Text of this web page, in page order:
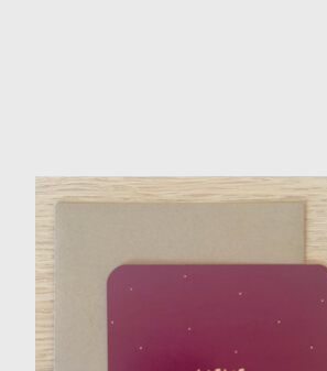
Items van productcarrousel